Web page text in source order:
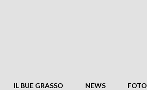
IL BUE GRASSO NEWS FOTO